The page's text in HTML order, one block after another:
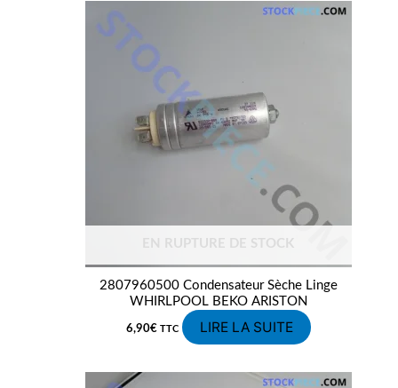
EN RUPTURE DE STOCK
2807960500 Condensateur Sèche Linge
WHIRLPOOL BEKO ARISTON
6,90€ TTC LIRE LA SUITE